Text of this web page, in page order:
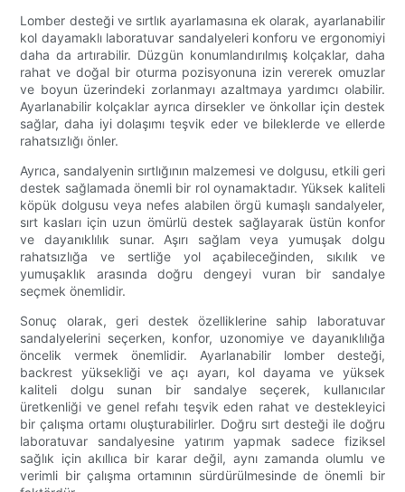
Lomber desteği ve sırtlık ayarlamasına ek olarak, ayarlanabilir
kol dayamaklı laboratuvar sandalyeleri konforu ve ergonomiyi
daha da artırabilir. Düzgün konumlandırılmış kolçaklar, daha
rahat ve doğal bir oturma pozisyonuna izin vererek omuzlar
ve boyun üzerindeki zorlanmayı azaltmaya yardımcı olabilir.
Ayarlanabilir kolçaklar ayrıca dirsekler ve önkollar için destek
sağlar, daha iyi dolaşımı teşvik eder ve bileklerde ve ellerde
rahatsızlığı önler.
Ayrıca, sandalyenin sırtlığının malzemesi ve dolgusu, etkili geri
destek sağlamada önemli bir rol oynamaktadır. Yüksek kaliteli
köpük dolgusu veya nefes alabilen örgü kumaşlı sandalyeler,
sırt kasları için uzun ömürlü destek sağlayarak üstün konfor
ve dayanıklılık sunar. Aşırı sağlam veya yumuşak dolgu
rahatsızlığa ve sertliğe yol açabileceğinden, sıkılık ve
yumuşaklık arasında doğru dengeyi vuran bir sandalye
seçmek önemlidir.
Sonuç olarak, geri destek özelliklerine sahip laboratuvar
sandalyelerini seçerken, konfor, uzonomiye ve dayanıklılığa
öncelik vermek önemlidir. Ayarlanabilir lomber desteği,
backrest yüksekliği ve açı ayarı, kol dayama ve yüksek
kaliteli dolgu sunan bir sandalye seçerek, kullanıcılar
üretkenliği ve genel refahı teşvik eden rahat ve destekleyici
bir çalışma ortamı oluşturabilirler. Doğru sırt desteği ile doğru
laboratuvar sandalyesine yatırım yapmak sadece fiziksel
sağlık için akıllıca bir karar değil, aynı zamanda olumlu ve
verimli bir çalışma ortamının sürdürülmesinde de önemli bir